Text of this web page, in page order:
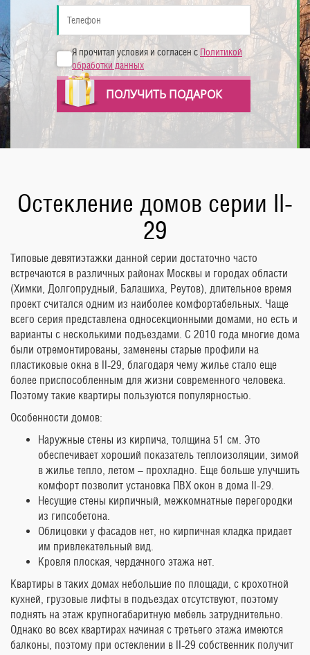
Я прочитал условия и согласен с Политикой
обработки данных
ПОЛУЧИТЬ ПОДАРОК
Остекление домов серии II-
29
Типовые девятиэтажки данной серии достаточно часто
встречаются в различных районах Москвы и городах области
(Химки, Долгопрудный, Балашиха, Реутов), длительное время
проект считался одним из наиболее комфортабельных. Чаще
всего серия представлена односекционными домами, но есть и
варианты с несколькими подъездами. С 2010 года многие дома
были отремонтированы, заменены старые профили на
пластиковые окна в II-29, благодаря чему жилье стало еще
более приспособленным для жизни современного человека.
Поэтому такие квартиры пользуются популярностью.
Особенности домов:
Наружные стены из кирпича, толщина 51 см. Это
обеспечивает хороший показатель теплоизоляции, зимой
в жилье тепло, летом – прохладно. Еще больше улучшить
комфорт позволит установка ПВХ окон в дома II-29.
Несущие стены кирпичный, межкомнатные перегородки
из гипсобетона.
Облицовки у фасадов нет, но кирпичная кладка придает
им привлекательный вид.
Кровля плоская, чердачного этажа нет.
Квартиры в таких домах небольшие по площади, с крохотной
кухней, грузовые лифты в подъездах отсутствуют, поэтому
поднять на этаж крупногабаритную мебель затруднительно.
Однако во всех квартирах начиная с третьего этажа имеются
балконы, поэтому при остеклении в II-29 собственник получит